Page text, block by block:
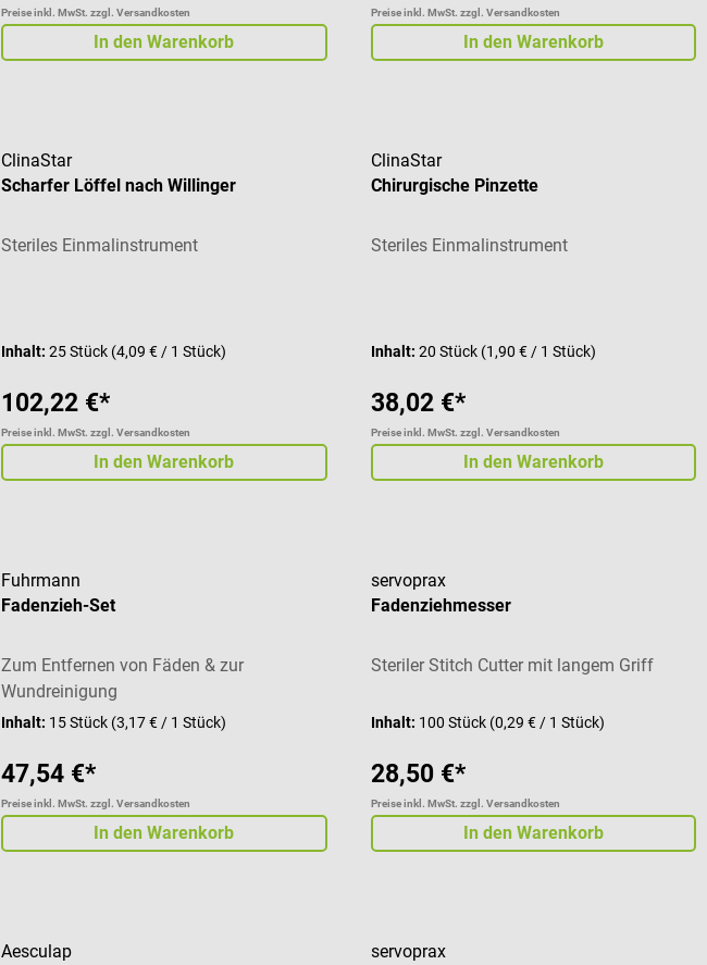
Preise inkl. MwSt. zzgl. Versandkosten
In den Warenkorb
Preise inkl. MwSt. zzgl. Versandkosten
In den Warenkorb
ClinaStar
Scharfer Löffel nach Willinger
Steriles Einmalinstrument
Inhalt:25 Stück (4,09 € / 1 Stück)
102,22 €*
Preise inkl. MwSt. zzgl. Versandkosten
In den Warenkorb
ClinaStar
Chirurgische Pinzette
Steriles Einmalinstrument
Inhalt: 20 Stück (1,90 € / 1 Stück)
38,02 €*
Preise inkl. MwSt. zzgl. Versandkosten
In den Warenkorb
Fuhrmann
Fadenzieh-Set
Zum Entfernen von Fäden & zur
Wundreinigung
Inhalt: 15 Stück (3,17 € / 1 Stück)
47,54 €*
Preise inkl. MwSt. zzgl. Versandkosten
In den Warenkorb
servoprax
Fadenziehmesser
Steriler Stitch Cutter mit langem Griff
Inhalt: 100 Stück (0,29 € / 1 Stück)
28,50 €*
Preise inkl. MwSt. zzgl. Versandkosten
In den Warenkorb
Aesculap
servoprax